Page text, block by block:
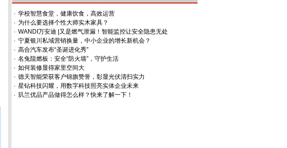
· 学校智慧食堂，健康饮食，高效运营
· 为什么要选择个性大师实木家具？
· WANDI万安迪 |又是燃气泄漏！智能监控让安全隐患无处
· 宁夏银川私域营销换量，中小企业的增长新机会？
· 高合汽车发布“圣诞进化秀”
· 名兔阻燃板：安全“防火墙”，守护生活
· 如何装修显得家里空间大
· 德天智能荣获客户锦旗赞誉，彰显光伏清扫实力
· 星钻科技闪耀，用数字科技照亮实体企业未来
· 玑兰优品产品做得怎么样？快来了解一下！